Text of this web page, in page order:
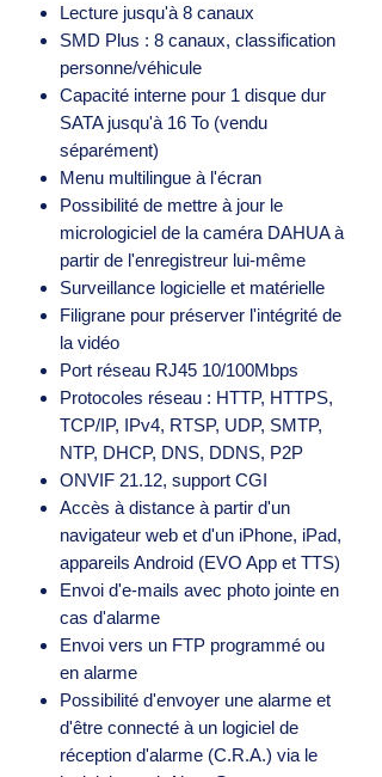
Lecture jusqu'à 8 canaux
SMD Plus : 8 canaux, classification
personne/véhicule
Capacité interne pour 1 disque dur
SATA jusqu'à 16 To (vendu
séparément)
Menu multilingue à l'écran
Possibilité de mettre à jour le
micrologiciel de la caméra DAHUA à
partir de l'enregistreur lui-même
Surveillance logicielle et matérielle
Filigrane pour préserver l'intégrité de
la vidéo
Port réseau RJ45 10/100Mbps
Protocoles réseau : HTTP, HTTPS,
TCP/IP, IPv4, RTSP, UDP, SMTP,
NTP, DHCP, DNS, DDNS, P2P
ONVIF 21.12, support CGI
Accès à distance à partir d'un
navigateur web et d'un iPhone, iPad,
appareils Android (EVO App et TTS)
Envoi d'e-mails avec photo jointe en
cas d'alarme
Envoi vers un FTP programmé ou
en alarme
Possibilité d'envoyer une alarme et
d'être connecté à un logiciel de
réception d'alarme (C.R.A.) via le